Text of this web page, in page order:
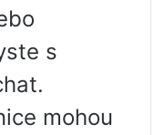
s
mohou